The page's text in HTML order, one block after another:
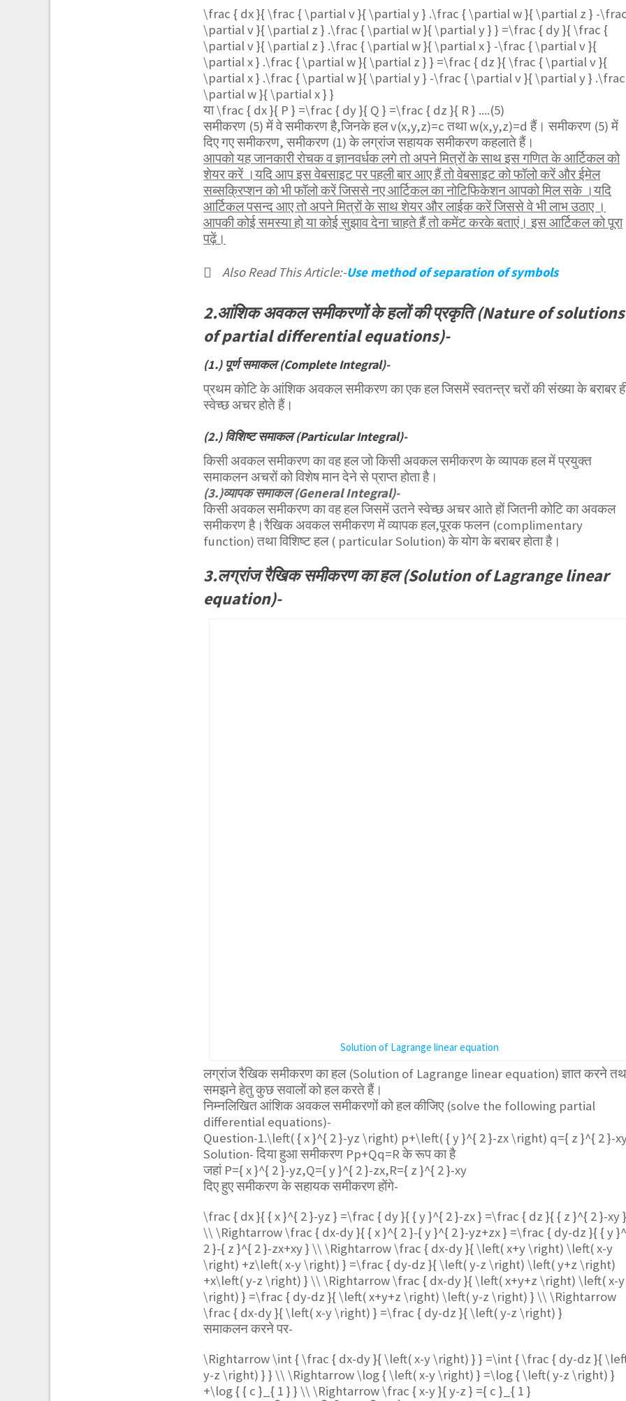
\frac { dx }{ \frac { \partial v }{ \partial y } .\frac { \partial w }{ \partial z } -
\partial v }{ \partial z } .\frac { \partial w }{ \partial y } } =\frac { dy }{ \frac {
\partial v }{ \partial z } .\frac { \partial w }{ \partial x } -\frac { \partial v }{
\partial x } .\frac { \partial w }{ \partial z } } =\frac { dz }{ \frac { \partial v }{
\partial x } .\frac { \partial w }{ \partial y } -\frac { \partial v }{ \partial y }
\partial w }{ \partial x } }
या\frac { dx }{ P } =\frac { dy }{ Q } =\frac { dz }{ R } ....(5)
समीकरण (5) में वे समीकरण है,जिनके हल v(x,y,z)=c तथा w(x,y,z)=d हैं। समीकरण (5) में
दिए गए समीकरण, समीकरण (1) के लग्रांज सहायक समीकरण कहलाते हैं।
आपको यह जानकारी रोचक व ज्ञानवर्धक लगे तो अपने मित्रों के साथ इस गणित के आर्टिकल को
शेयर करें ।यदि आप इस वेबसाइट पर पहली बार आए हैं तो वेबसाइट को फॉलो करें और ईमेल
सब्सक्रिप्शन को भी फॉलो करें जिससे नए आर्टिकल का नोटिफिकेशन आपको मिल सके ।यदि
आर्टिकल पसन्द आए तो अपने मित्रों के साथ शेयर और लाईक करें जिससे वे भी लाभ उठाए ।
आपकी कोई समस्या हो या कोई सुझाव देना चाहते हैं तो कमेंट करके बताएं। इस आर्टिकल को पूरा
पढ़ें।
Also Read This Article:-Use method of separation of symbols
2.आंशिक अवकल समीकरणों के हलों की प्रकृति (Nature of solutions
of partial differential equations)-
(1.) पूर्ण समाकल (Complete Integral)-
प्रथम कोटि के आंशिक अवकल समीकरण का एक हल जिसमें स्वतन्त्र चरों की संख्या के बराबर
स्वेच्छ अचर होते हैं।
(2.) विशिष्ट समाकल (Particular Integral)-
किसी अवकल समीकरण का वह हल जो किसी अवकल समीकरण के व्यापक हल में प्रयुक्त
समाकलन अचरों को विशेष मान देने से प्राप्त होता है।
(3.)व्यापक समाकल (General Integral)-
किसी अवकल समीकरण का वह हल जिसमें उतने स्वेच्छ अचर आते हों जितनी कोटि का अवकल
समीकरण है।रैखिक अवकल समीकरण में व्यापक हल,पूरक फलन (complimentary
function) तथा विशिष्ट हल ( particular Solution) के योग के बराबर होता है।
3.लग्रांज रैखिक समीकरण का हल (Solution of Lagrange linear
equation)-
Solution of Lagrange linear equation
लग्रांज रैखिक समीकरण का हल (Solution of Lagrange linear equation) ज्ञात करने
समझने हेतु कुछ सवालों को हल करते हैं।
निम्नलिखित आंशिक अवकल समीकरणों को हल कीजिए (solve the following partial
differential equations)-
Question-1.\left( { x }^{ 2 }-yz \right) p+\left( { y }^{ 2 }-zx \right) q={ z }^{ 2 }-
Solution- दिया हुआ समीकरण Pp+Qq=R के रूप का है
जहां P={ x }^{ 2 }-yz,Q={ y }^{ 2 }-zx,R={ z }^{ 2 }-xy
दिए हुए समीकरण के सहायक समीकरण होंगे-
\frac { dx }{ { x }^{ 2 }-yz } =\frac { dy }{ { y }^{ 2 }-zx } =\frac { dz }{ { z }^{ 2 }-xy
\\ \Rightarrow \frac { dx-dy }{ { x }^{ 2 }-{ y }^{ 2 }-yz+zx } =\frac { dy-dz }{ { y
2 }-{ z }^{ 2 }-zx+xy } \\ \Rightarrow \frac { dx-dy }{ \left( x+y \right) \left( x-y
\right) +z\left( x-y \right) } =\frac { dy-dz }{ \left( y-z \right) \left( y+z \right)
+x\left( y-z \right) } \\ \Rightarrow \frac { dx-dy }{ \left( x+y+z \right) \left( x-y
\right) } =\frac { dy-dz }{ \left( x+y+z \right) \left( y-z \right) } \\ \Rightarrow
\frac { dx-dy }{ \left( x-y \right) } =\frac { dy-dz }{ \left( y-z \right) }
समाकलन करने पर-
\Rightarrow \int { \frac { dx-dy }{ \left( x-y \right) } } =\int { \frac { dy-dz }{
y-z \right) } } \\ \Rightarrow \log { \left( x-y \right) } =\log { \left( y-z \right) }
+\log { { c }_{ 1 } } \\ \Rightarrow \frac { x-y }{ y-z } ={ c }_{ 1 }